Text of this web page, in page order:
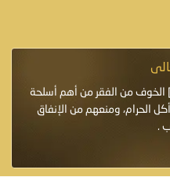
يعِدُكم الفقر﴾[البقرة:٢٦٨] الخوف من الفقر من أهم أسلحة
الحرام، ومنعهم من الإنفاق
.